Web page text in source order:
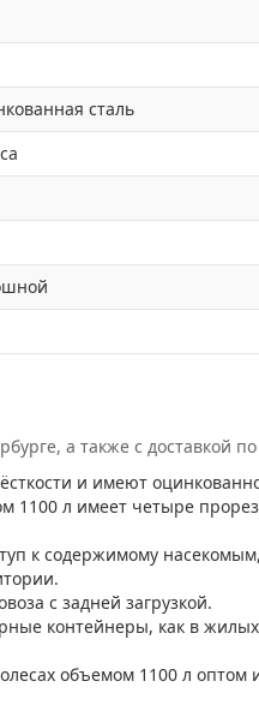
сталь
а также с доставкой
и имеют
л имеет четыре
к содержимому
с задней загрузкой.
контейнеры, как в
объемом 1100 л